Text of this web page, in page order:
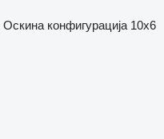
Оскина конфигурација 10x6